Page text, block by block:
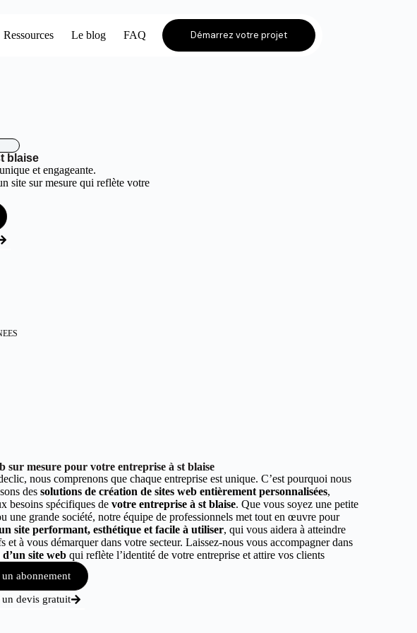
Ressources Le blog FAQ Démarrez votre projet
blaise
et engageante.
site sur mesure qui reflète votre
sur mesure pour votre entreprise à st blaise
nous comprenons que chaque entreprise est unique. C’est pourquoi nous
des solutions de création de sites web entièrement personnalisées,
besoins spécifiques de votre entreprise à st blaise. Que vous soyez une petite
une grande société, notre équipe de professionnels met tout en œuvre pour
site performant, esthétique et facile à utiliser, qui vous aidera à atteindre
et à vous démarquer dans votre secteur. Laissez-nous vous accompagner dans
site web qui reflète l’identité de votre entreprise et attire vos clients
abonnement
un devis gratuit